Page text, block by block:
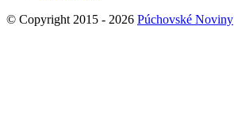
© Copyright 2015 - 2026 Púchovské Noviny